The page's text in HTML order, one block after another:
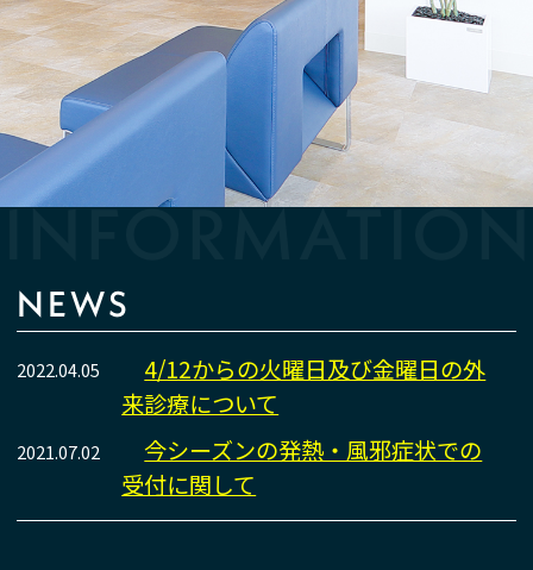
INFORMATION
NEWS
2022.04.05
4/12からの火曜日及び金曜日の外
来診療について
2021.07.02
今シーズンの発熱・風邪症状での
受付に関して